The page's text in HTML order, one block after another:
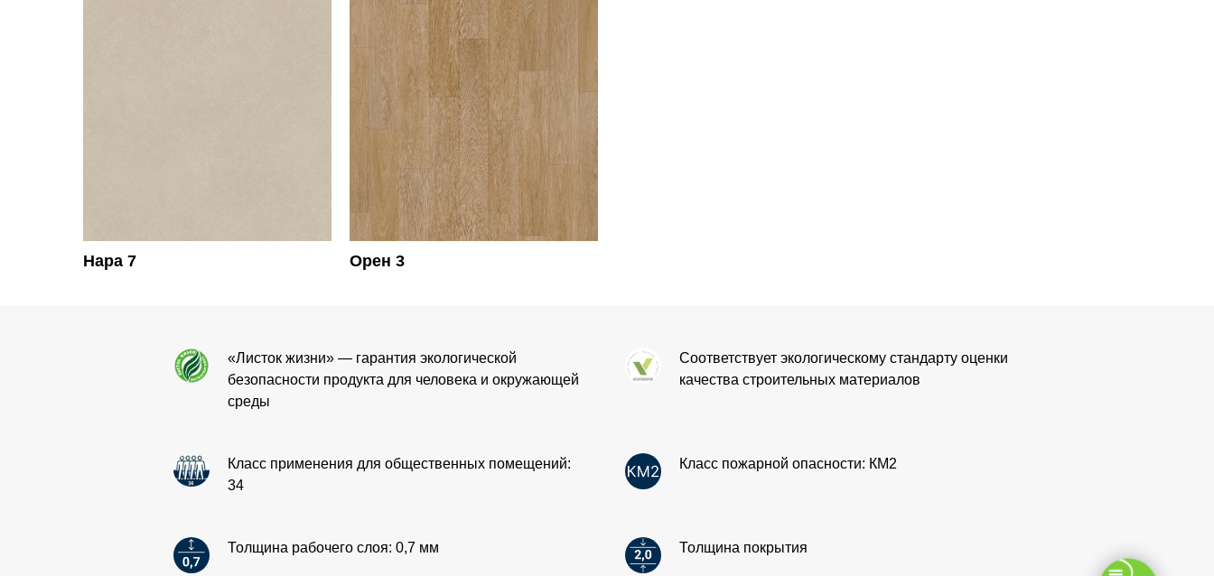
Нара 7 Орен 3
«Листок жизни» — гарантия экологической
безопасности продукта для человека и окружающей
среды
Соответствует экологическому стандарту оценки
качества строительных материалов
Класс применения для общественных помещений:
34
Класс пожарной опасности: КМ2
Толщина рабочего слоя: 0,7 мм Толщина покрытия